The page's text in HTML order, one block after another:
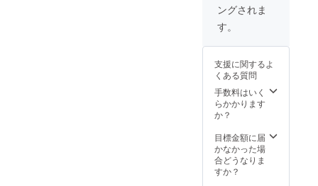
ングされま
す。
支援に関するよ
くある質問
手数料はいく
らかかります
か？
目標金額に届
かなかった場
合どうなりま
すか？